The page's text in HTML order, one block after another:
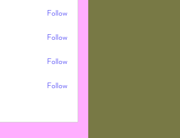
Follow
Follow
Follow
Follow